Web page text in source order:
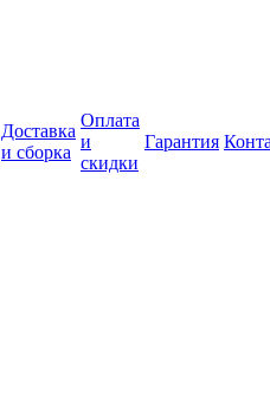
Доставка
и сборка
Оплата
и
скидки
Гарантия